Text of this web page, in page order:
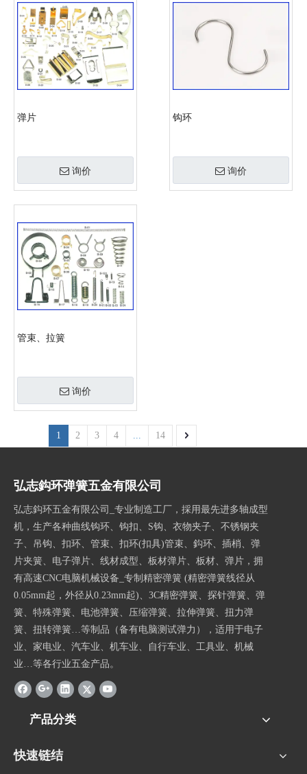
弹片
询价
钩环
询价
管束、拉簧
询价
1 2 3 4 ... 14
弘志鈎环弹簧五金有限公司
弘志鈎环五金有限公司_专业制造工厂，採用最先进多轴成型
机，生产各种曲线钩环、钩扣、S钩、衣物夹子、不锈钢夹
子、吊钩、扣环、管束、扣环(扣具)管束、鈎环、插梢、弹
片夹簧、电子弹片、线材成型、板材弹片、板材、弹片，拥
有高速CNC电脑机械设备_专制精密弹簧 (精密弹簧线径从
0.05mm起，外径从0.23mm起)、3C精密弹簧、探针弹簧、弹
簧、特殊弹簧、电池弹簧、压缩弹簧、拉伸弹簧、扭力弹
簧、扭转弹簧…等制品（备有电脑测试弹力），适用于电子
业、家电业、汽车业、机车业、自行车业、工具业、机械
业…等各行业五金产品。
产品分类
快速链结